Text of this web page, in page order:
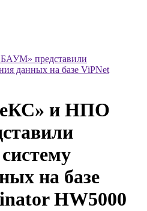
представили
данных на базе ViPNet
и НПО
на базе
HW5000